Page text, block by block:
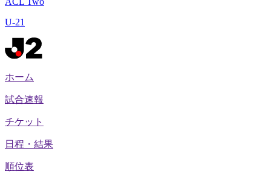
U-21
ホーム
試合速報
チケット
日程・結果
順位表